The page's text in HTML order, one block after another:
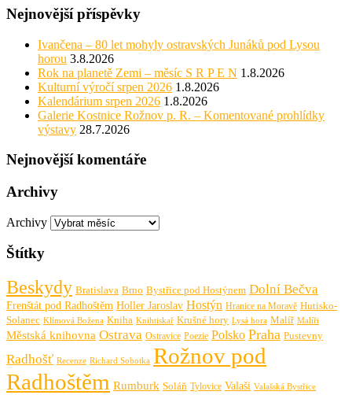
Nejnovější příspěvky
Ivančena – 80 let mohyly ostravských Junáků pod Lysou
horou 3.8.2026
Rok na planetě Zemi – měsíc S R P E N 1.8.2026
Kulturní výročí srpen 2026 1.8.2026
Kalendárium srpen 2026 1.8.2026
Galerie Kostnice Rožnov p. R. – Komentované prohlídky
výstavy 28.7.2026
Nejnovější komentáře
Archivy
Archivy
Štítky
Beskydy Bratislava Brno Bystřice pod Hostýnem Dolní Bečva
Frenštát pod Radhoštěm Holler Jaroslav Hostýn Hranice na Moravě Hutisko-
Solanec Klímová Božena Kniha Knihtiskař Krušné hory Lysá hora Malíř Malíři
Městská knihovna Ostrava Ostravice Poezie Polsko Praha Pustevny
Radhošť Recenze Richard Sobotka Rožnov pod
Radhoštěm Rumburk Soláň Tylovice Valaši Valašská Bystřice